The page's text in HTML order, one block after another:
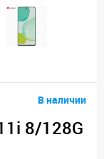
В наличии
8/128G